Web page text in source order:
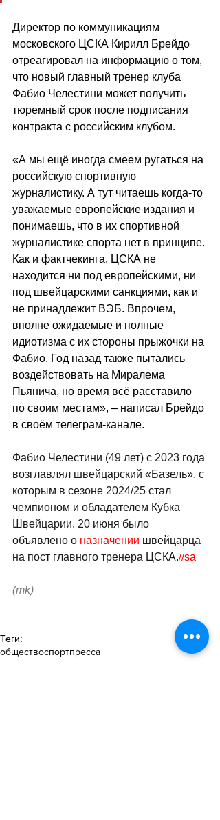
Директор по коммуникациям
московского ЦСКА Кирилл Брейдо
отреагировал на информацию о том,
что новый главный тренер клуба
Фабио Челестини может получить
тюремный срок после подписания
контракта с российским клубом.
«А мы ещё иногда смеем ругаться на
российскую спортивную
журналистику. А тут читаешь когда-то
уважаемые европейские издания и
понимаешь, что в их спортивной
журналистике спорта нет в принципе.
Как и фактчекинга. ЦСКА не
находится ни под европейскими, ни
под швейцарскими санкциями, как и
не принадлежит ВЭБ. Впрочем,
вполне ожидаемые и полные
идиотизма с их стороны прыжочки на
Фабио. Год назад также пытались
воздействовать на Миралема
Пьянича, но время всё расставило
по своим местам», – написал Брейдо
в своём телеграм-канале.
Фабио Челестини (49 лет) с 2023 года
возглавлял швейцарский «Базель», с
которым в сезоне 2024/25 стал
чемпионом и обладателем Кубка
Швейцарии. 20 июня было
объявлено о назначении швейцарца
на пост главного тренера ЦСКА.//sa
(mk)
Теги:
обществоспортпресса